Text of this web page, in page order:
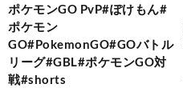
ポケモンGO PvP#ぽけもん#
ポケモン
GO#PokemonGO#GOバトル
リーグ#GBL#ポケモンGO対
戦#shorts